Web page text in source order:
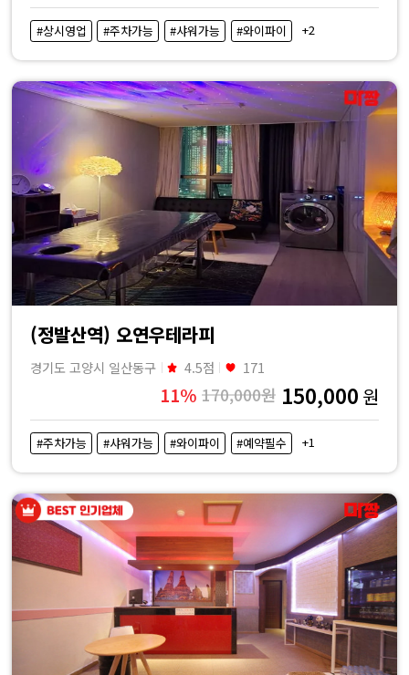
#상시영업 #주차가능 #샤워가능 #와이파이 +2
(정발산역) 오연우테라피
경기도 고양시 일산동구 4.5점 171
11% 170,000원 150,000 원
#주차가능 #샤워가능 #와이파이 #예약필수 +1